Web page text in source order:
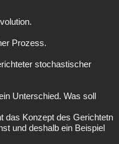
Prozess.
stochastischer
Unterschied. Was soll
das Konzept des Gerichtetn
und deshalb ein Beispiel